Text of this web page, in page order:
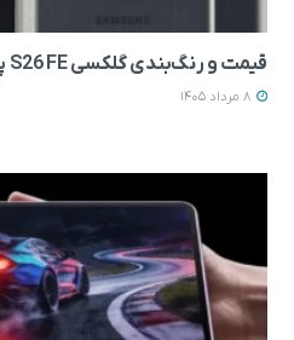
قیمت و رنگ‌بندی گلکسی S26 FE پیش از معرفی فاش شد